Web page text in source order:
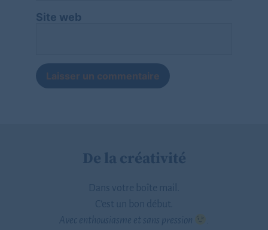
Site web
De la créativité
Dans votre boîte mail.
C’est un bon début.
Avec enthousiasme et sans pression